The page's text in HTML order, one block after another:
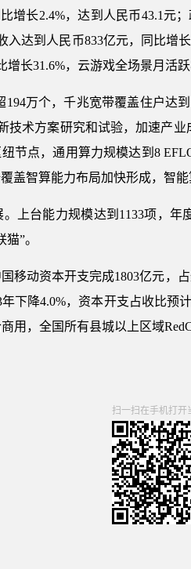
增长2.4%，达到人民币43.1元
入达到人民币833亿元，同比增
长31.6%，云游戏全场景月活跃
万个，千兆宽带覆盖住户达
技术方案研究和试验，加速产
节点，通用算力规模达到8
盖智算能力布局加快形成，智能
上台能力规模达到1133项，
”。
移动资本开支完成1803亿元，
下降4.0%，资本开支占收比预
用，全国所有县城以上区域
扫一扫在手机打开